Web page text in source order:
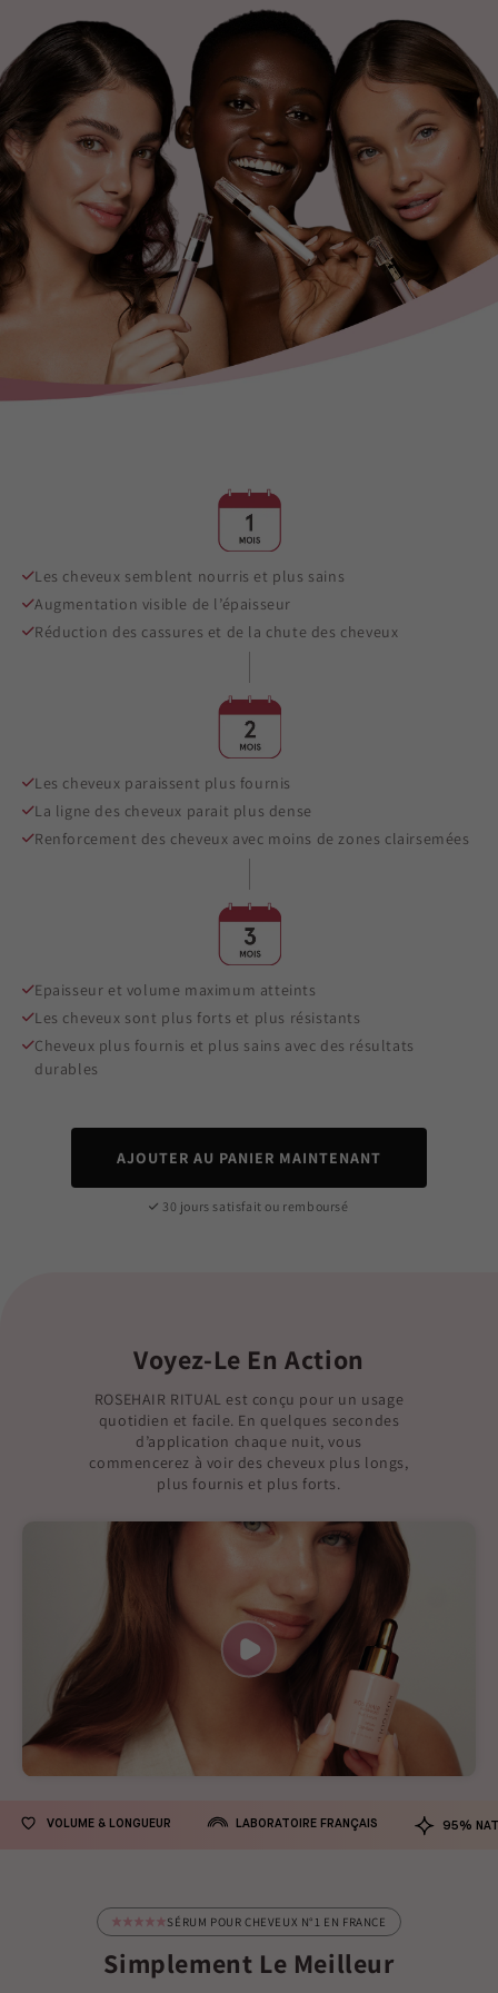
Les cheveux semblent nourris et plus sains
Augmentation visible de l’épaisseur
Réduction des cassures et de la chute des cheveux
Les cheveux paraissent plus fournis
La ligne des cheveux parait plus dense
Renforcement des cheveux avec moins de zones clairsemées
Epaisseur et volume maximum atteints
Les cheveux sont plus forts et plus résistants
Cheveux plus fournis et plus sains avec des résultats
durables
AJOUTER AU PANIER MAINTENANT
30 jours satisfait ou remboursé
Voyez-Le En Action
ROSEHAIR RITUAL est conçu pour un usage
quotidien et facile. En quelques secondes
d’application chaque nuit, vous
commencerez à voir des cheveux plus longs,
plus fournis et plus forts.
VOLUME & LONGUEUR LABORATOIRE FRANÇAIS 95%
SÉRUM POUR CHEVEUX N°1 EN FRANCE
Simplement Le Meilleur